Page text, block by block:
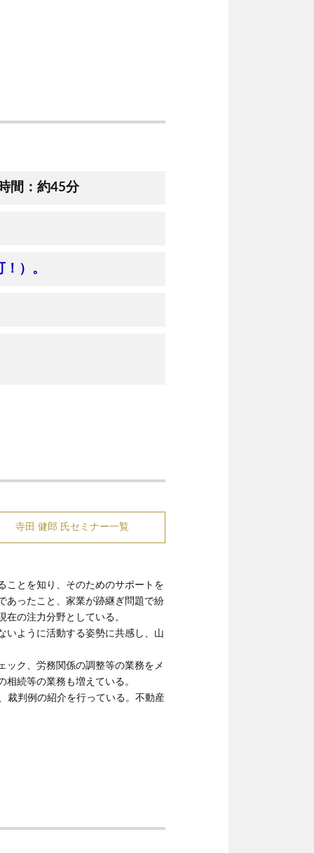
間：約45分
）。
寺田 健郎 氏セミナー一覧
ことを知り、そのためのサポートを
あったこと、家業が跡継ぎ問題で紛
の注力分野としている。
いように活動する姿勢に共感し、山
ック、労務関係の調整等の業務をメ
続等の業務も増えている。
裁判例の紹介を行っている。不動産